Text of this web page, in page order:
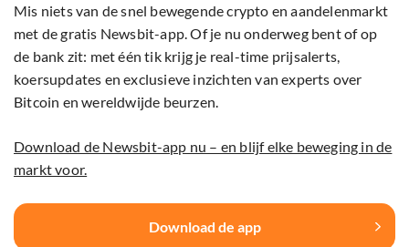
Mis niets van de snel bewegende crypto en aandelenmarkt
met de gratis Newsbit-app. Of je nu onderweg bent of op
de bank zit: met één tik krijg je real-time prijsalerts,
koersupdates en exclusieve inzichten van experts over
Bitcoin en wereldwijde beurzen.
Download de Newsbit-app nu – en blijf elke beweging in de
markt voor.
Download de app